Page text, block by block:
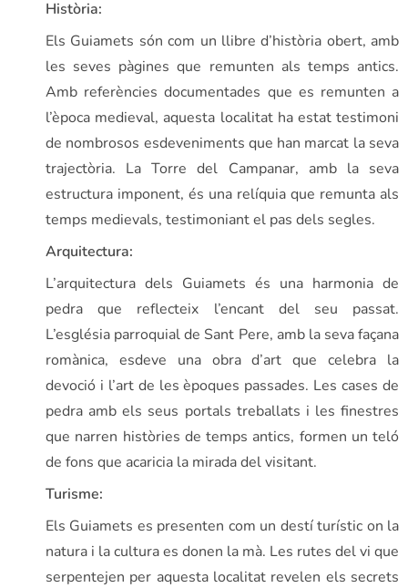
Història:
Els Guiamets són com un llibre d’història obert, amb
les seves pàgines que remunten als temps antics.
Amb referències documentades que es remunten a
l’època medieval, aquesta localitat ha estat testimoni
de nombrosos esdeveniments que han marcat la seva
trajectòria. La Torre del Campanar, amb la seva
estructura imponent, és una relíquia que remunta als
temps medievals, testimoniant el pas dels segles.
Arquitectura:
L’arquitectura dels Guiamets és una harmonia de
pedra que reflecteix l’encant del seu passat.
L’església parroquial de Sant Pere, amb la seva façana
romànica, esdeve una obra d’art que celebra la
devoció i l’art de les èpoques passades. Les cases de
pedra amb els seus portals treballats i les finestres
que narren històries de temps antics, formen un teló
de fons que acaricia la mirada del visitant.
Turisme:
Els Guiamets es presenten com un destí turístic on la
natura i la cultura es donen la mà. Les rutes del vi que
serpentejen per aquesta localitat revelen els secrets